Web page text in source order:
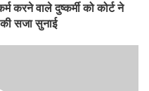
करने वाले दुष्कर्मी को कोर्ट ने
सजा सुनाई